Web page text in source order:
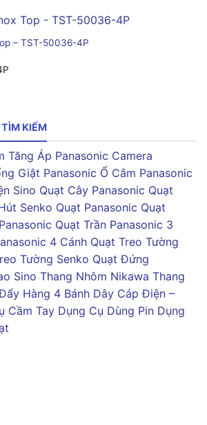
– TST-50036-4P
KIẾM
Tăng Áp Panasonic Camera
Giật Panasonic Ổ Cắm Panasonic
Sino Quạt Cây Panasonic Quạt
Senko Quạt Panasonic Quạt
Quạt Trần Panasonic 3
4 Cánh Quạt Treo Tường
Tường Senko Quạt Đứng
Sino Thang Nhôm Nikawa Thang
Hàng 4 Bánh Dây Cáp Điện –
Cầm Tay Dụng Cụ Dùng Pin Dụng